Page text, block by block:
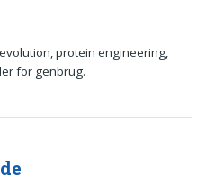
protein engineering,
for genbrug.